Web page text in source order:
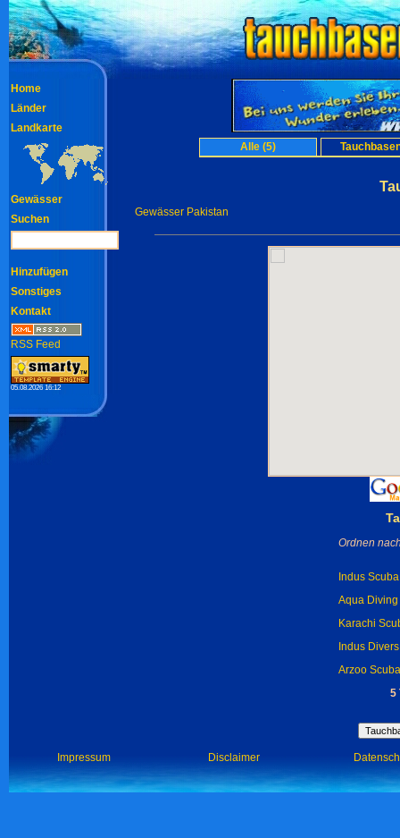
Alle (5)
Gewässer Pakistan
Ordnen
Indus
Aqua
Karachi
Indus
Arzoo
5
Home
Länder
Landkarte
Gewässer
Suchen
Hinzufügen
Sonstiges
Kontakt
RSS Feed
05.08.2026 16:12
Impressum Disclaimer